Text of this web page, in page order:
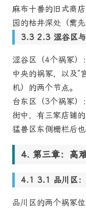
麻布十番的旧式商
园的枯井深处（需
2.3 涩谷区
涩谷区（4个祸冢）
中央的祸冢，以及“
机）的两个节点。
台东区（3个祸冢）
街中，有三家店铺
猛兽区东侧栅栏后也
第三章：高
3.1 品川区
品川区的两个祸冢